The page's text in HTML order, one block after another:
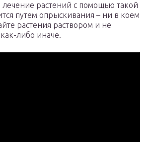
растений с помощью такой
путем опрыскивания – ни в коем
растения раствором и не
либо иначе.